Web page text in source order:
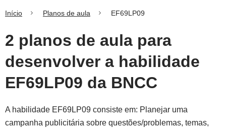
Início Planos de aula EF69LP09
2 planos de aula para
desenvolver a habilidade
EF69LP09 da BNCC
A habilidade EF69LP09 consiste em: Planejar uma
campanha publicitária sobre questões/problemas, temas,